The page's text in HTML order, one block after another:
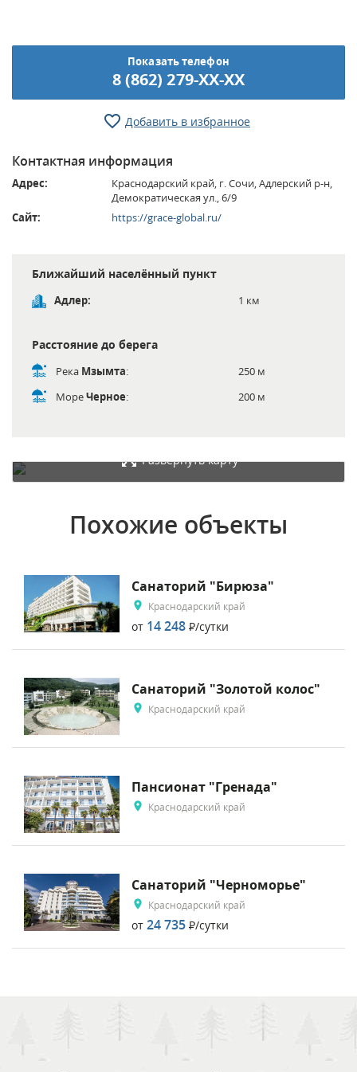
Показать телефон
8 (862) 279-XX-XX
Добавить в избранное
Контактная информация
Адрес:
Краснодарский край, г. Сочи, Адлерский р-н,
Демократическая ул., 6/9
Сайт:
https://grace-global.ru/
Ближайший населённый пункт
Адлер: 1 км
Расстояние до берега
Река Мзымта:
250 м
МореЧерное: 200 м
Развернуть карту
Похожие объекты
Санаторий "Бирюза"
Краснодарский край
от 14 248 Р/сутки
Санаторий "Золотой колос"
Краснодарский край
Пансионат "Гренада"
Краснодарский край
Санаторий "Черноморье"
Краснодарский край
от 24 735 Р/сутки